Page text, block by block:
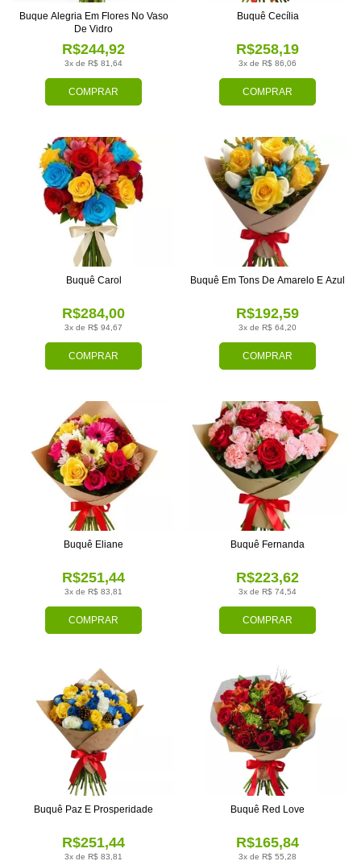
COMPRAR
3x de R$ 81,64
R$244,92
Buque Alegria Em Flores No Vaso
De Vidro
COMPRAR
3x de R$ 86,06
R$258,19
Buquê Cecília
COMPRAR
3x de R$ 94,67
R$284,00
Buquê Carol
COMPRAR
3x de R$ 64,20
R$192,59
Buquê Em Tons De Amarelo E Azul
COMPRAR
3x de R$ 83,81
R$251,44
Buquê Eliane
COMPRAR
3x de R$ 74,54
R$223,62
Buquê Fernanda
3x de R$ 83,81
R$251,44
Buquê Paz E Prosperidade
3x de R$ 55,28
R$165,84
Buquê Red Love